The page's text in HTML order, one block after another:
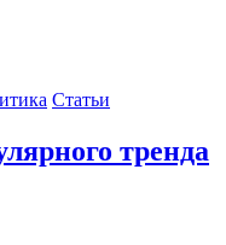
Статьи
тренда